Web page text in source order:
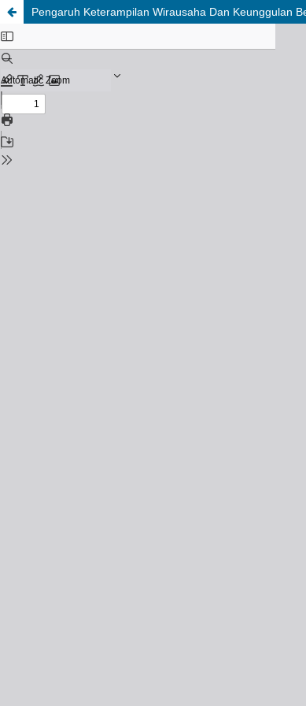
Pengaruh Keterampilan Wirausaha Dan Keunggulan